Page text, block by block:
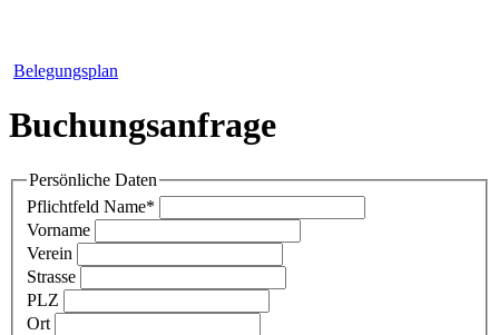
Belegungsplan
Buchungsanfrage
Persönliche Daten
Pflichtfeld Name*
Vorname
Verein
Strasse
PLZ
Ort